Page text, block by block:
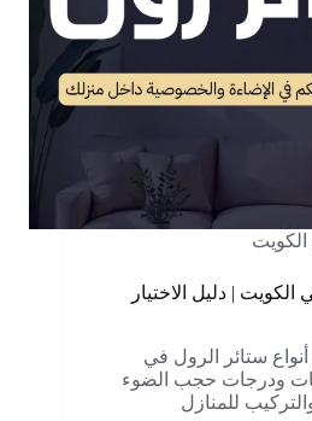
| دليل الاختيار
ستائر الرول في
ودرجات حجب الضوء
للمنازل